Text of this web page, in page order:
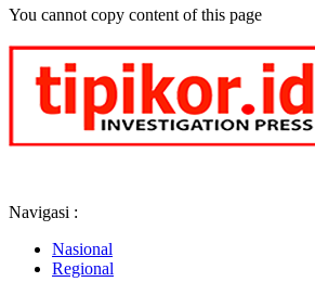
You cannot copy content of this page
Navigasi :
Nasional
Regional